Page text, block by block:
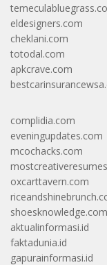
eldesigners.com
cheklani.com
totodal.com
apkcrave.com
complidia.com
eveningupdates.com
mcochacks.com
oxcarttavern.com
shoesknowledge.com
aktualinformasi.id
faktadunia.id
gapurainformasi.id